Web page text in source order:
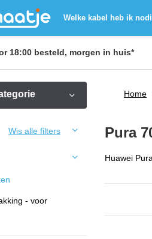
Welke kabel heb ik
18:00 besteld, morgen in huis*
Home
Pura
Huawei
Wis alle filters
- voor